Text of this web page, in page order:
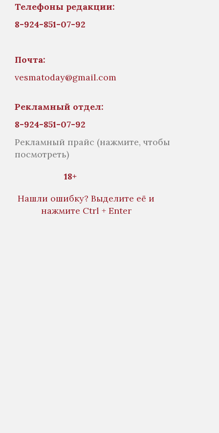
Телефоны редакции:
8-924-851-07-92
Почта:
vesmatoday@gmail.com
Рекламный отдел:
8-924-851-07-92
Рекламный прайс (нажмите, чтобы
посмотреть)
18+
Нашли ошибку? Выделите её и
нажмите Ctrl + Enter